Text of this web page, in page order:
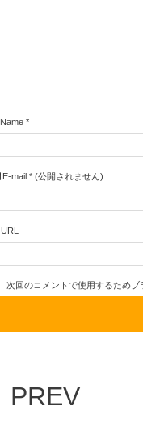
Name *
E-mail *(公開されません)
URL
次回のコメントで使用するためブ
PREV